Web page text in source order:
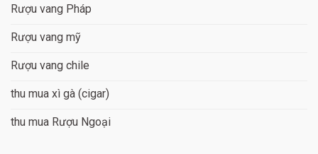
Rượu vang Pháp
Rượu vang mỹ
Rượu vang chile
thu mua xì gà (cigar)
thu mua Rượu Ngoại